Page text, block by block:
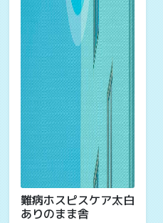
難病ホスピスケア太白
ありのまま舎